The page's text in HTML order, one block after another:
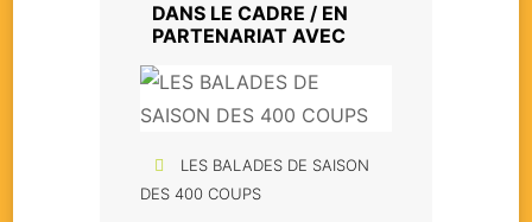
DANS LE CADRE / EN
PARTENARIAT AVEC
LES BALADES DE SAISON
DES 400 COUPS